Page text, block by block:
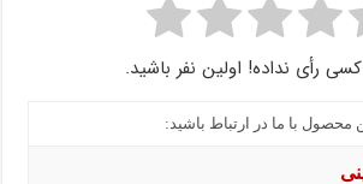
کسی رأی نداده! اولین نفر باشید.
با ما در ارتباط باشید: